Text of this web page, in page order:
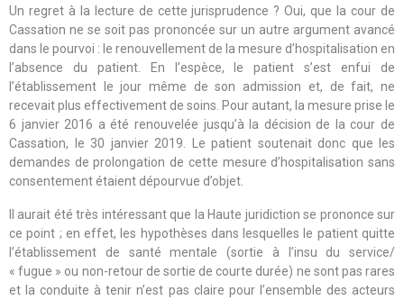
Un regret à la lecture de cette jurisprudence ? Oui, que la cour de
Cassation ne se soit pas prononcée sur un autre argument avancé
dans le pourvoi : le renouvellement de la mesure d’hospitalisation en
l’absence du patient. En l’espèce, le patient s’est enfui de
l’établissement le jour même de son admission et, de fait, ne
recevait plus effectivement de soins. Pour autant, la mesure prise le
6 janvier 2016 a été renouvelée jusqu’à la décision de la cour de
Cassation, le 30 janvier 2019. Le patient soutenait donc que les
demandes de prolongation de cette mesure d’hospitalisation sans
consentement étaient dépourvue d’objet.
Il aurait été très intéressant que la Haute juridiction se prononce sur
ce point ; en effet, les hypothèses dans lesquelles le patient quitte
l’établissement de santé mentale (sortie à l’insu du service/
« fugue » ou non-retour de sortie de courte durée) ne sont pas rares
et la conduite à tenir n’est pas claire pour l’ensemble des acteurs